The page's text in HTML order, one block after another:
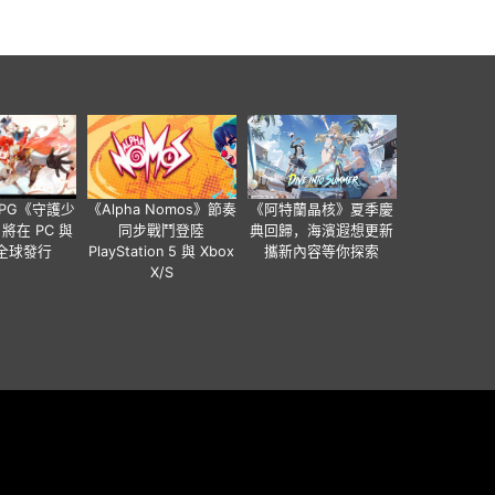
《守護少
在 PC 與
球發行
《Alpha Nomos》節奏
同步戰鬥登陸
PlayStation 5 與 Xbox
X/S
《阿特蘭晶核》夏季慶
典回歸，海濱遐想更新
攜新內容等你探索